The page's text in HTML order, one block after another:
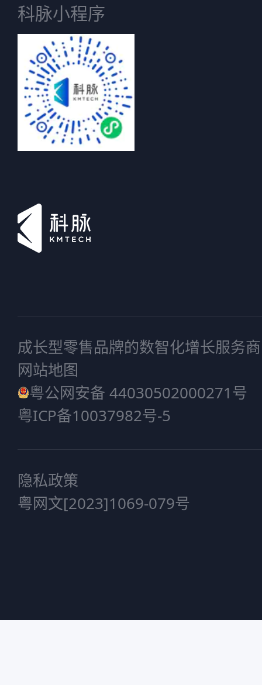
科脉小程序
成长型零售品牌的数智化增长服务商
网站地图
粤公网安备 44030502000271号
粤ICP备10037982号-5
隐私政策
粤网文[2023]1069-079号